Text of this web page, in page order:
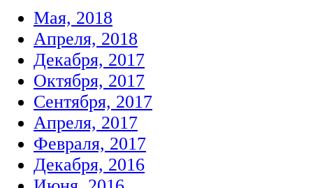
Мая, 2018
Апреля, 2018
Декабря, 2017
Октября, 2017
Сентября, 2017
Апреля, 2017
Февраля, 2017
Декабря, 2016